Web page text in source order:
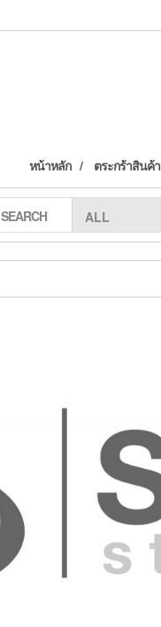
หน้าหลัก ตระกร้าสินค้า
SEARCH